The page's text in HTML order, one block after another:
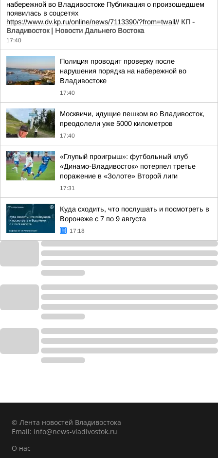
набережной во Владивостоке Публикация о произошедшем
появилась в соцсетях
https://www.dv.kp.ru/online/news/7113390/?from=twall// КП -
Владивосток | Новости Дальнего Востока
17:40
Полиция проводит проверку после
нарушения порядка на набережной во
Владивостоке
17:40
Москвичи, идущие пешком во Владивосток,
преодолели уже 5000 километров
17:40
«Глупый проигрыш»: футбольный клуб
«Динамо-Владивосток» потерпел третье
поражение в «Золоте» Второй лиги
17:31
Куда сходить, что послушать и посмотреть в
Воронеже с 7 по 9 августа
17:18
© Лента новостей Владивостока
Email: info@news-vladivostok.ru
О нас